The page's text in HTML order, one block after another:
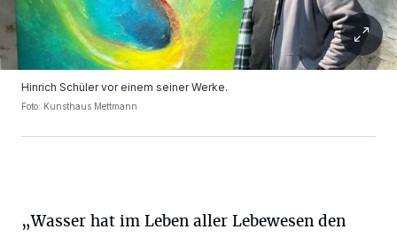
Hinrich Schüler vor einem seiner Werke.
Foto: Kunsthaus Mettmann
„Wasser hat im Leben aller Lebewesen den